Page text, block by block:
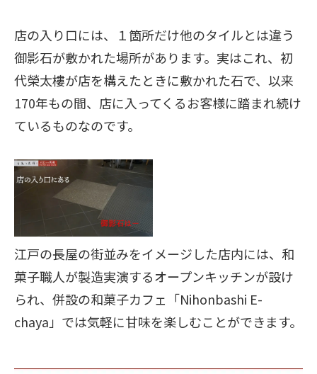
店の入り口には、１箇所だけ他のタイルとは違う
御影石が敷かれた場所があります。実はこれ、初
代榮太樓が店を構えたときに敷かれた石で、以来
170年もの間、店に入ってくるお客様に踏まれ続け
ているものなのです。
江戸の長屋の街並みをイメージした店内には、和
菓子職人が製造実演するオープンキッチンが設け
られ、併設の和菓子カフェ「Nihonbashi E-
chaya」では気軽に甘味を楽しむことができます。